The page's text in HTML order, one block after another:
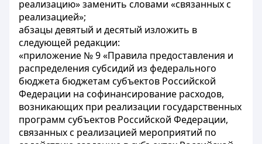
реализацию» заменить словами «связанных с
реализацией»;
абзацы девятый и десятый изложить в
следующей редакции:
«приложение № 9 «Правила предоставления и
распределения субсидий из федерального
бюджета бюджетам субъектов Российской
Федерации на софинансирование расходов,
возникающих при реализации государственных
программ субъектов Российской Федерации,
связанных с реализацией мероприятий по